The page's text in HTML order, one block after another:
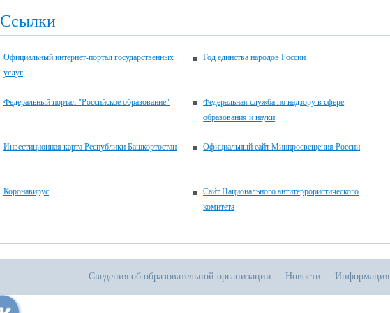
Ссылки
Официальный интернет-портал государственных
услуг
Год единства народов России
Федеральный портал "Российское образование"
Федеральная служба по надзору в сфере
образования и науки
Инвестиционная карта Республики Башкортостан Официальный сайт Минпросвещения России
Коронавирус
Сайт Национального антитеррористического
комитета
Сведения об образовательной организации Новости Информация